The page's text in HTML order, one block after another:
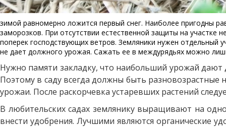
зимой равномерно ложится первый снег. Наиболее пригодны
заморозков. При отсутствии естественной защиты на участке
поперек господствующих ветров. Земляники нужен отдельный
не дает должного урожая. Сажать ее в междурядьях можно
Нужно памяти закладку, что наибольший урожай
Поэтому в саду всегда должны быть
урожаи. После раскорчевка устаревших растений
В любительских садах землянику выращивают на
внести удобрения. Лучшими являются органические